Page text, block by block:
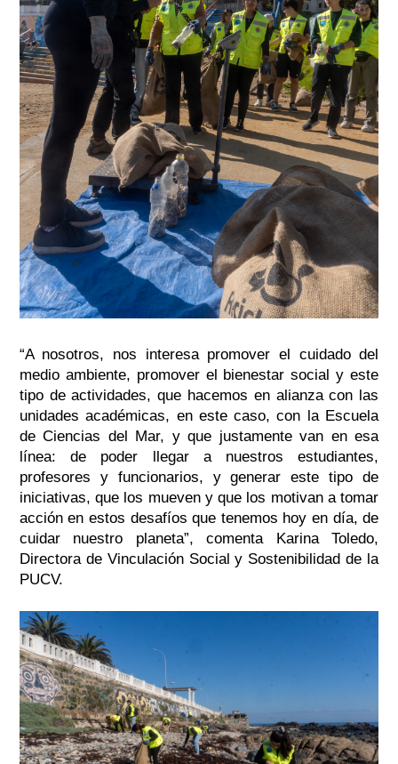
“A nosotros, nos interesa promover el cuidado del
medio ambiente, promover el bienestar social y este
tipo de actividades, que hacemos en alianza con las
unidades académicas, en este caso, con la Escuela
de Ciencias del Mar, y que justamente van en esa
línea: de poder llegar a nuestros estudiantes,
profesores y funcionarios, y generar este tipo de
iniciativas, que los mueven y que los motivan a tomar
acción en estos desafíos que tenemos hoy en día, de
cuidar nuestro planeta”, comenta Karina Toledo,
Directora de Vinculación Social y Sostenibilidad de la
PUCV.